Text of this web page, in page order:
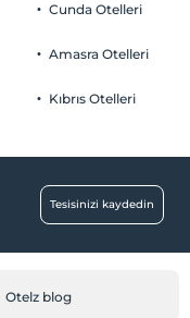
Cunda Otelleri
Amasra Otelleri
Kıbrıs Otelleri
Tesisinizi kaydedin
Otelz blog